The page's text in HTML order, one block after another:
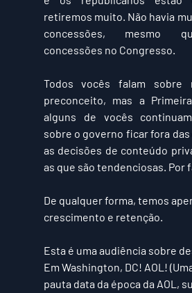
retiremos muito. Não havia
concessões, mesmo
concessões no Congresso.
Todos vocês falam sobre
preconceito, mas a
alguns de vocês
sobre o governo ficar fora
as decisões de conteúdo
as que são tendenciosas. Por
De qualquer forma, temos
crescimento e retenção.
Esta é uma audiência sobre
Em Washington, DC! AOL!
pauta data da época da AOL,